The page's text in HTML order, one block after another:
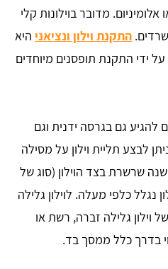
מדובר בוילונות קלי
התקנת וילון ונציאני היא
ידי התקנת תופסנים מיוחדים
להגיע גם בגרסה ידנית וגם
לבצע תליית וילון על מסילה
שרשרת בצד הוילון (סוג של
נגלל כלפי מעלה. לוילון גלילה
וילון גלילה זברה, רשת או
בדרך כלל ממסך בד.